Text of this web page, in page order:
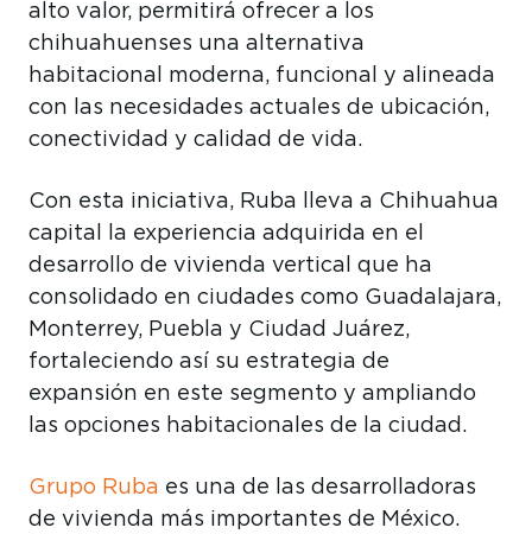
alto valor, permitirá ofrecer a los
chihuahuenses una alternativa
habitacional moderna, funcional y alineada
con las necesidades actuales de ubicación,
conectividad y calidad de vida.
Con esta iniciativa, Ruba lleva a Chihuahua
capital la experiencia adquirida en el
desarrollo de vivienda vertical que ha
consolidado en ciudades como Guadalajara,
Monterrey, Puebla y Ciudad Juárez,
fortaleciendo así su estrategia de
expansión en este segmento y ampliando
las opciones habitacionales de la ciudad.
Grupo Ruba es una de las desarrolladoras
de vivienda más importantes de México.